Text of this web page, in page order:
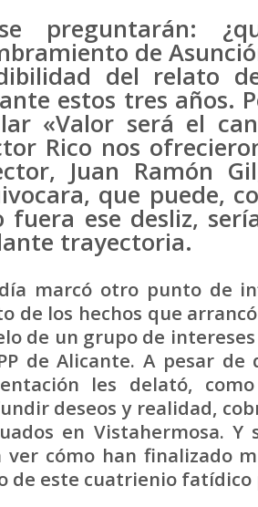
preguntarán:
de
del relato
estos tres años.
«Valor será el
Rico nos
Juan Ramón
que puede,
fuera ese desliz,
trayectoria.
día marcó otro punto de
de los hechos que
de un grupo de
de Alicante. A pesar
les delató,
deseos y realidad,
en Vistahermosa.
ver cómo han finalizado
de este cuatrienio fatídico